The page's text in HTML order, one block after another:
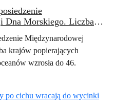
Dna Morskiego. Liczba
Międzynarodowej
krajów popierających
wzrosła do 46.